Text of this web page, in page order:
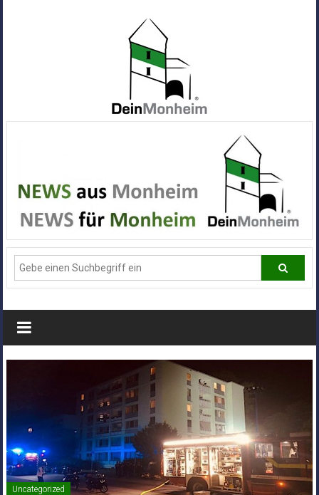
Alle
News
aus
Deiner
Stadt
Monheim
Uncategorized